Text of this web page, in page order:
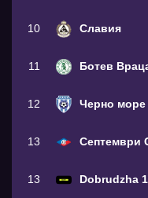
10 Славия
11 Ботев
12 Черно море
13 Септември
13 Dobrudzha